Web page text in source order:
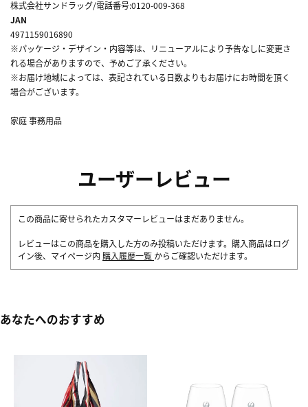
株式会社サンドラッグ/電話番号:0120-009-368
JAN
4971159016890
※パッケージ・デザイン・内容等は、リニューアルにより予告なしに変更さ
れる場合がありますので、予めご了承ください。
※お届け地域によっては、表記されている日数よりもお届けにお時間を頂く
場合がございます。
家庭 事務用品
ユーザーレビュー
この商品に寄せられたカスタマーレビューはまだありません。
レビューはこの商品を購入した方のみ投稿いただけます。購入商品はログ
イン後、マイページ内 購入履歴一覧 からご確認いただけます。
あなたへのおすすめ